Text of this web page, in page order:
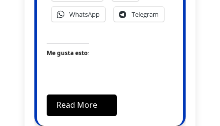
WhatsApp Telegram
Me gusta esto:
Read More